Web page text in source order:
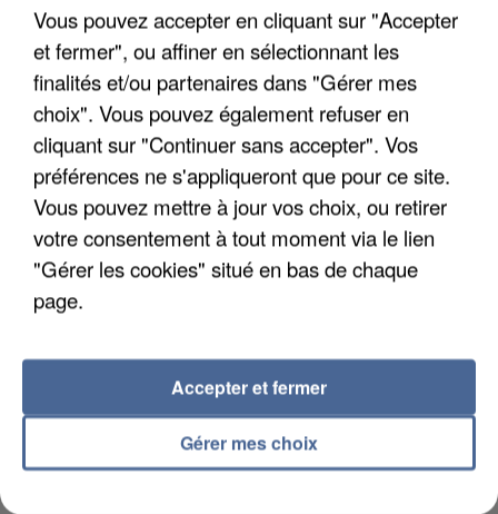
APRÈS TOUTES CES CANICULES, LES REFUGES
DE FAUNE SAUVAGE SONT...
L’UN DES FONDATEURS SUPPOSÉS DE LA DZ
MAFIA INTERPELLÉ EN ALGÉRIE
Vous pouvez accepter en cliquant sur "Accepter
et fermer", ou affiner en sélectionnant les
finalités et/ou partenaires dans "Gérer mes
choix". Vous pouvez également refuser en
cliquant sur "Continuer sans accepter". Vos
préférences ne s'appliqueront que pour ce site.
Vous pouvez mettre à jour vos choix, ou retirer
votre consentement à tout moment via le lien
"Gérer les cookies" situé en bas de chaque
page.
Gérer mes choix
Accepter et fermer